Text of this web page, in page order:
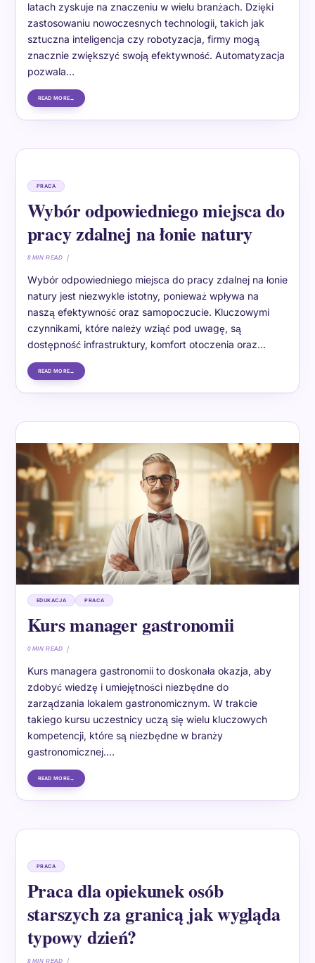
latach zyskuje na znaczeniu w wielu branżach. Dzięki
zastosowaniu nowoczesnych technologii, takich jak
sztuczna inteligencja czy robotyzacja, firmy mogą
znacznie zwiększyć swoją efektywność. Automatyzacja
pozwala…
READ MORE
PRACA
Wybór odpowiedniego miejsca do
pracy zdalnej na łonie natury
8 MIN READ
Wybór odpowiedniego miejsca do pracy zdalnej na łonie
natury jest niezwykle istotny, ponieważ wpływa na
naszą efektywność oraz samopoczucie. Kluczowymi
czynnikami, które należy wziąć pod uwagę, są
dostępność infrastruktury, komfort otoczenia oraz…
READ MORE
EDUKACJA PRACA
Kurs manager gastronomii
0 MIN READ
Kurs managera gastronomii to doskonała okazja, aby
zdobyć wiedzę i umiejętności niezbędne do
zarządzania lokalem gastronomicznym. W trakcie
takiego kursu uczestnicy uczą się wielu kluczowych
kompetencji, które są niezbędne w branży
gastronomicznej.…
READ MORE
PRACA
Praca dla opiekunek osób
starszych za granicą jak wygląda
typowy dzień?
8 MIN READ